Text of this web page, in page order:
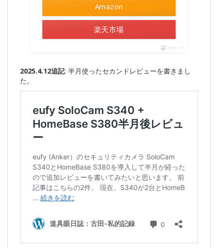
Amazon
楽天市場
ポチップ
2025.4.12追記: 半月使ったセカンドレビューを書きまし
た。